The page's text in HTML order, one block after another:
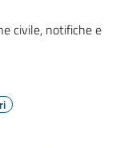
civile, notifiche e